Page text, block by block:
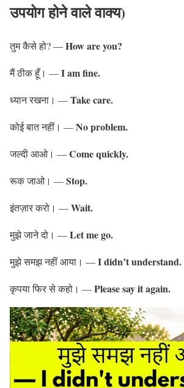
उपयोग होने वाले वाक्य)
तुम कैसे हो? —How are you?
मैं ठीक हूँ। —I am fine.
ध्यान रखना। —Take care.
कोई बात नहीं। —No problem.
जल्दी आओ। —Come quickly.
रूक जाओ। —Stop.
इंतज़ार करो। —Wait.
मुझे जाने दो। —Let me go.
मुझे समझ नहीं आया। —I didn’t understand.
कृपया फिर से कहो। —Please say it again.